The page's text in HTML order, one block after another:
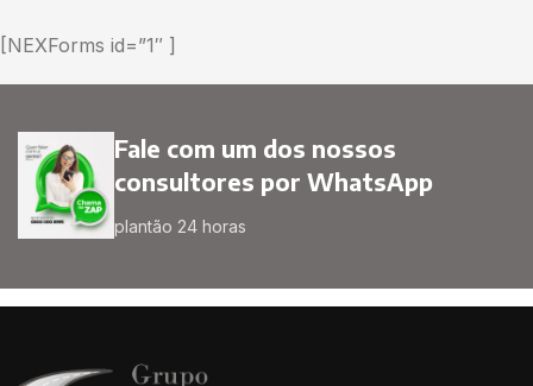
[NEXForms id=”1″ ]
Fale com um dos nossos
consultores por WhatsApp
plantão 24 horas